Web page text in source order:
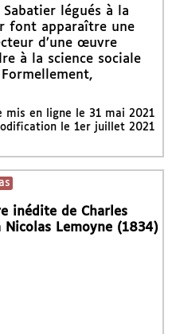
légués à la
font apparaître une
d’une œuvre
à la science sociale
mis en ligne le 31 mai 2021
le 1er juillet 2021
inédite de Charles
Nicolas Lemoyne (1834)